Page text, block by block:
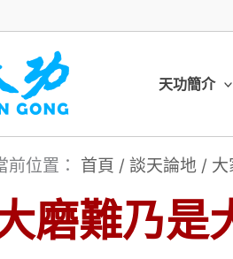
天功簡介
前位置： 首頁 / 談天論地 / 大
磨難乃是